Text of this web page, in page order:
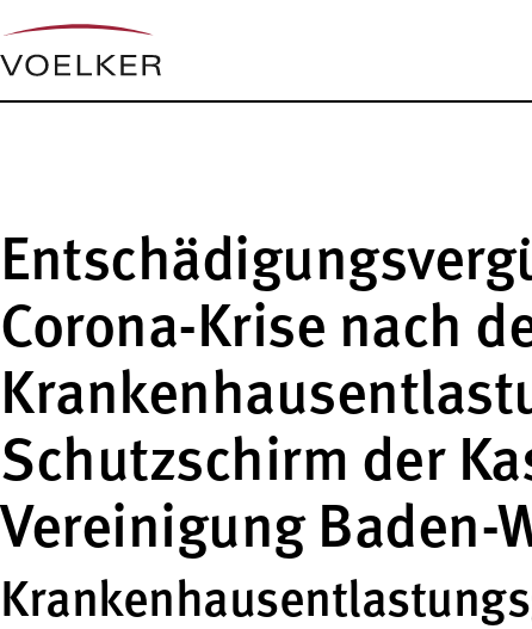
Corona-Krise nach
Schutzschirm der
Vereinigung Baden-